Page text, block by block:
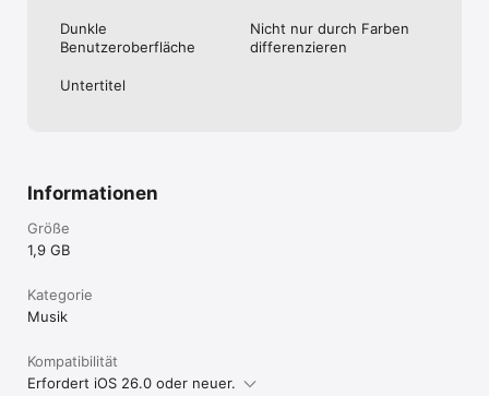
iPhone.
• Füge von deinem iPhone oder iPad aus über iCloud neue
*** Für die Mehrspuraufnahme wird eine kompatible
Audioschnittstelle eines Drittanbieters benötigt.
Dunkle
Benutzeroberfläche
Nicht nur durch Farben
differenzieren
Untertitel
Informationen
Größe
1,9 GB
Kategorie
Musik
Kompatibilität
Erfordert iOS 26.0 oder neuer.